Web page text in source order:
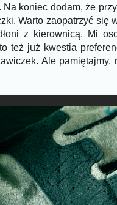
Na koniec dodam, że
Warto zaopatrzyć się
z kierownicą. Mi
też już kwestia
Ale pamiętajmy,